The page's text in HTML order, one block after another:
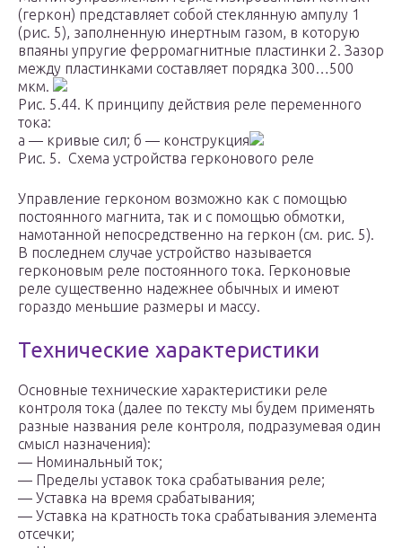
(геркон) представляет собой стеклянную ампулу 1
(рис. 5), заполненную инертным газом, в которую
впаяны упругие ферромагнитные пластинки 2. Зазор
между пластинками составляет порядка 300…500
мкм.
Рис. 5.44. К принципу действия реле переменного
тока:
а — кривые сил; б — конструкция
Рис. 5. Схема устройства герконового реле
Управление герконом возможно как с помощью
постоянного магнита, так и с помощью обмотки,
намотанной непосредственно на геркон (см. рис. 5).
В последнем случае устройство называется
герконовым реле постоянного тока. Герконовые
реле существенно надежнее обычных и имеют
гораздо меньшие размеры и массу.
Технические характеристики
Основные технические характеристики реле
контроля тока (далее по тексту мы будем применять
разные названия реле контроля, подразумевая один
смысл назначения):
— Номинальный ток;
— Пределы уставок тока срабатывания реле;
— Уставка на время срабатывания;
— Уставка на кратность тока срабатывания элемента
отсечки;